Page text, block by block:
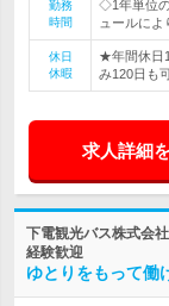
勤務
時間
◇1年単位
ュールによ
休日
休暇
★年間休日
み120日も
求人詳細
下電観光バス株式会
経験歓迎
ゆとりをもって働